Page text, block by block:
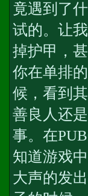
竟遇到了
试的。让
掉护甲，
你在单排
候，看到
善良人还
事。在
知道游戏
大声的发